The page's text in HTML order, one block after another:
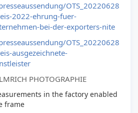
OTS_20220628
2022-ehrung-fuer-
bei-der-exporters-nite
OTS_20220628
ausgezeichnete-
PHOTOGRAPHIE